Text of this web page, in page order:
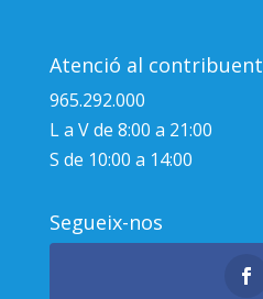
Atenció al contribuent
965.292.000
L a V de 8:00 a 21:00
S de 10:00 a 14:00
Segueix-nos